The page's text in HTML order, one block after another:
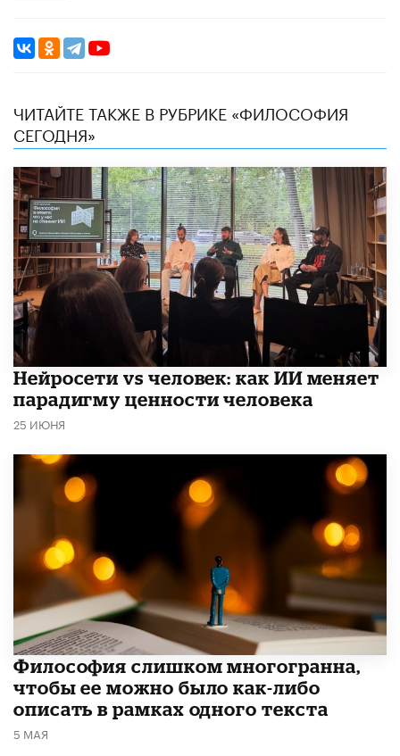
ЧИТАЙТЕ ТАКЖЕ В РУБРИКЕ «ФИЛОСОФИЯ
СЕГОДНЯ»
​Нейросети vs человек: как ИИ меняет
парадигму ценности человека
25 ИЮНЯ
Философия слишком многогранна,
чтобы ее можно было как-либо
описать в рамках одного текста
5 МАЯ